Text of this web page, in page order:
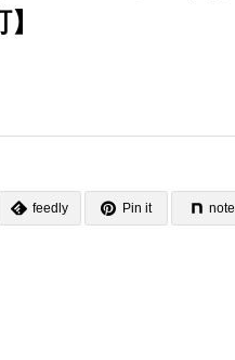
feedly Pin it note